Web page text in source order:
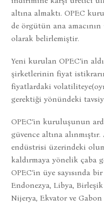
altına almaktı. OPEC
de örgütün ana
olarak belirlemiştir.
Yeni kurulan OPEC’in
şirketlerinin fiyat
fiyatlardaki
gerektiği yönündeki
OPEC’in kuruluşunun
güvence altına
endüstrisi üzerindeki
kaldırmaya yönelik çaba
OPEC’in üye sayısında
Endonezya, Libya,
Nijerya, Ekvator ve Gabon